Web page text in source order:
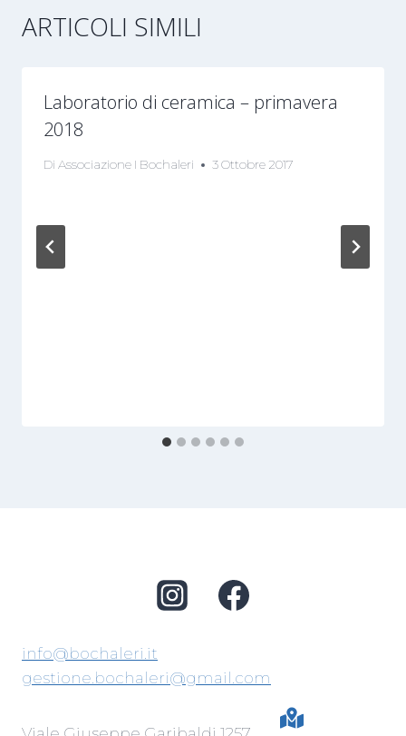
ARTICOLI SIMILI
Laboratorio di ceramica – primavera
2018
Di Associazione I Bochaleri 3 Ottobre 2017
info@bochaleri.it
gestione.bochaleri@gmail.com